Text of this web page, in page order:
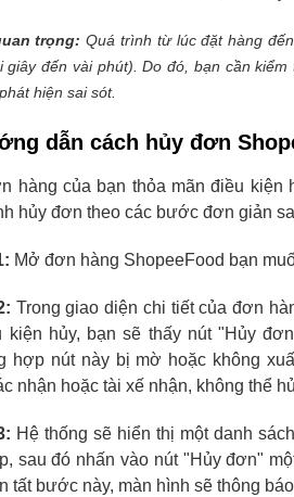
trọng: Quá trình từ lúc đặt hàng
giây đến vài phút). Do đó, bạn cần
hiện sai sót.
dẫn cách hủy đơn
hàng của bạn thỏa mãn điều
hủy đơn theo các bước đơn giản
Mở đơn hàng ShopeeFood bạn
Trong giao diện chi tiết của đơn
kiện hủy, bạn sẽ thấy nút "Hủy
hợp nút này bị mờ hoặc không
nhận hoặc tài xế nhận, không thể
Hệ thống sẽ hiển thị một danh
sau đó nhấn vào nút "Hủy đơn"
tất bước này, màn hình sẽ thông